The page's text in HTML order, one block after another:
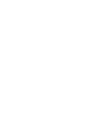
010-02935-01,